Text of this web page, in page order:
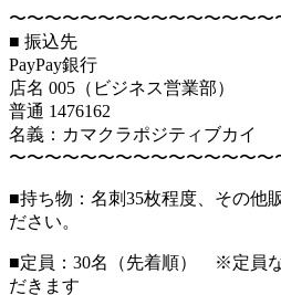
〜〜〜〜〜〜〜〜〜〜〜〜〜〜〜
■ 振込先
PayPay銀行
店名 005（ビジネス営業部）
普通 1476162
名義：カマクラポジティブカイ
〜〜〜〜〜〜〜〜〜〜〜〜〜〜〜
■持ち物：名刺35枚程度、その他
ださい。
■定員：30名（先着順） ※定員
だきます